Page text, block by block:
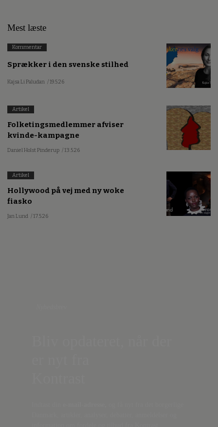
Mest læste
Kommentar
Sprækker i den svenske stilhed
Kajsa Li Paludan / 19.5.26
Artikel
Folketingsmedlemmer afviser
kvinde-kampagne
Daniel Holst Pinderup / 13.5.26
Artikel
Hollywood på vej med ny woke
fiasko
Jan Lund / 17.5.26